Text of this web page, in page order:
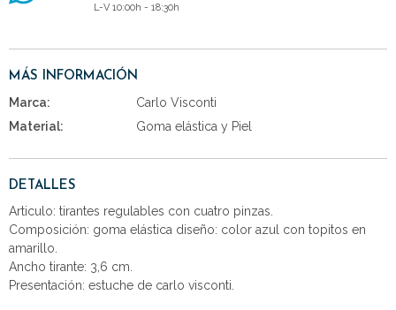
L-V 10:00h - 18:30h
MÁS INFORMACIÓN
Marca:
Carlo Visconti
Material:
Goma elástica y Piel
DETALLES
Articulo: tirantes regulables con cuatro pinzas.
Composición: goma elástica diseño: color azul con topitos en
amarillo.
Ancho tirante: 3,6 cm.
Presentación: estuche de carlo visconti.